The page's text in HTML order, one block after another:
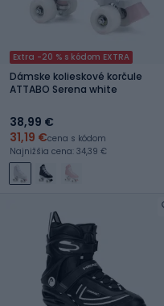
Extra -20 % s kódom EXTRA
Dámske kolieskové korčule
ATTABO Serena white
38,99 €
31,19 €cena s kódom
Najnižšia cena: 34,39 €